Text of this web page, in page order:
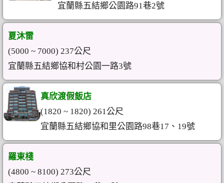
宜蘭縣五結鄉公園路91巷2號
夏沐雷
(5000 ~ 7000) 237公尺
宜蘭縣五結鄉協和村公園一路3號
真欣渡假飯店
(1820 ~ 1820) 261公尺
宜蘭縣五結鄉協和里公園路98巷17、19號
羅東棧
(4800 ~ 8100) 273公尺